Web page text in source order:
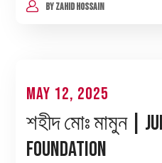
BYZAHID HOSSAIN
May 12, 2025
শহীদ মোঃ মামুন |
Foundation